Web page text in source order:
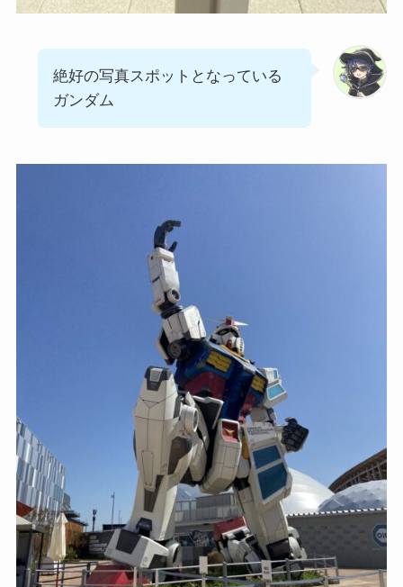
絶好の写真スポットとなっている
ガンダム